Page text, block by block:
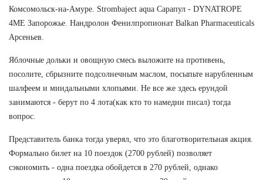
Комсомольск-на-Амуре. Strombaject aqua Сарапул - DYNATROPE
4ME Запорожье. Нандролон Фенилпропионат Balkan Pharmaceuticals
Арсеньев.
Яблочные дольки и овощную смесь выложите на противень,
посолите, сбрызните подсолнечным маслом, посыпьте нарубленным
шалфеем и миндальными хлопьями. Не все же здесь ерундой
занимаются - берут по 4 лота(как кто то намедни писал) тогда
вопрос.
Представитель банка тогда уверял, что это благотворительная акция.
Формально билет на 10 поездок (2700 рублей) позволяет
сэкономить - одна поездка обойдется в 270 рублей, однако